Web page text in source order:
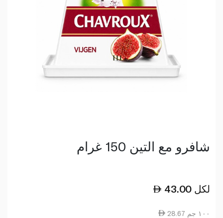
شافرو مع التين 150 غرام
43.00 لكل
28.67 ١٠٠ جم